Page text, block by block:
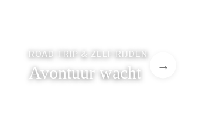
ROAD TRIP & ZELF RIJDEN
Avontuur wacht